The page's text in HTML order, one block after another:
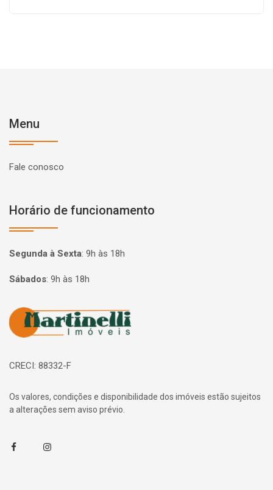
Menu
Fale conosco
Horário de funcionamento
Segunda à Sexta: 9h às 18h
Sábados: 9h às 18h
Página inicial
CRECI: 88332-F
Os valores, condições e disponibilidade dos imóveis estão sujeitos
a alterações sem aviso prévio.
FacebookInstagram